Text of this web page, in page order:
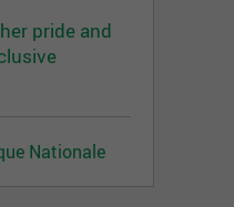
pride and
Nationale